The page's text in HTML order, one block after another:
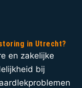
in Utrecht?
en zakelijke
bij